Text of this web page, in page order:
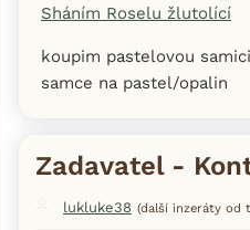
Sháním Roselu žlutolící
koupim pastelovou
samce na pastel/opalin
Zadavatel -
lukluke38 (další inzeráty od